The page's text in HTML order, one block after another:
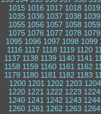
1015 1016 1017 1018 1019
1035 1036 1037 1038 1039
1055 1056 1057 1058 1059
1075 1076 1077 1078 1079
1095 1096 1097 1098 1099
1116 1117 1118 1119 1120
1137 1138 1139 1140 1141
1158 1159 1160 1161 1162
1179 1180 1181 1182 1183
1200 1201 1202 1203 1204
1220 1221 1222 1223 1224
1240 1241 1242 1243 1244
1260 1261 1262 1263 1264